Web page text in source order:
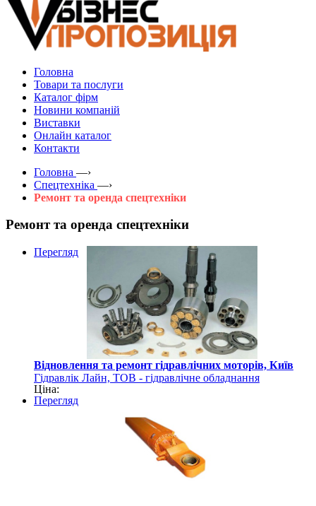
Головна
Товари та послуги
Каталог фірм
Новини компаній
Виставки
Онлайн каталог
Контакти
Головна —›
Спецтехніка —›
Ремонт та оренда спецтехніки
Ремонт та оренда спецтехніки
Перегляд
Відновлення та ремонт гідравлічних моторів, Київ
Гідравлік Лайн, ТОВ - гідравлічне обладнання
Ціна:
Перегляд